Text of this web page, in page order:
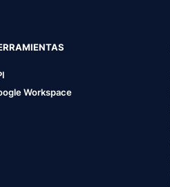
Workspace